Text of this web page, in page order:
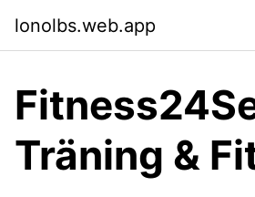
lonolbs.web.app
Träning &